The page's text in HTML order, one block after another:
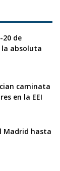
20 de
la absoluta
caminata
en la EEI
Madrid hasta